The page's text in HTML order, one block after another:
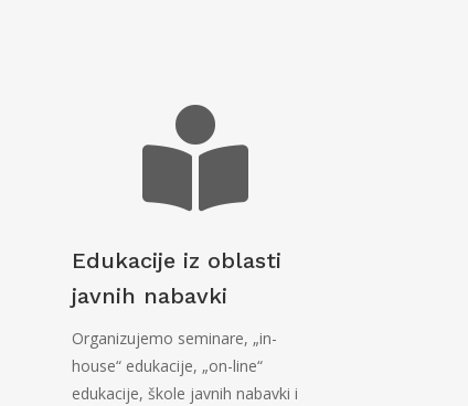

Edukacije iz oblasti
javnih nabavki
Organizujemo seminare, „in-
house“ edukacije, „on-line“
edukacije, škole javnih nabavki i